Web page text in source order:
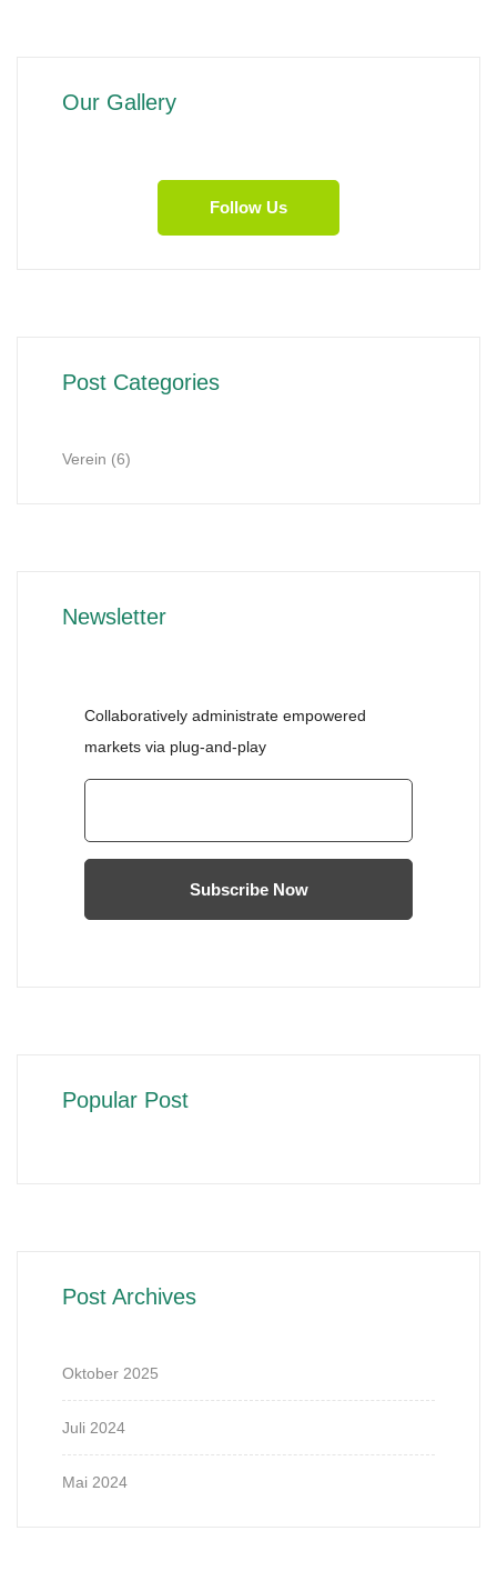
Our Gallery
Follow Us
Post Categories
Verein (6)
Newsletter
Collaboratively administrate empowered
markets via plug-and-play
Subscribe Now
Popular Post
Post Archives
Oktober 2025
Juli 2024
Mai 2024